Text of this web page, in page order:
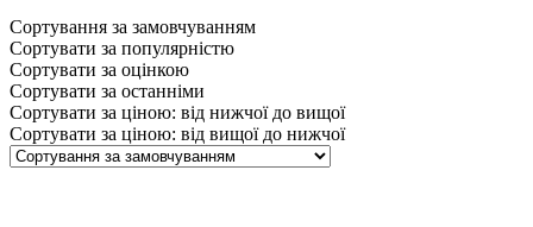
Сортування за замовчуванням
Сортувати за популярністю
Сортувати за оцінкою
Сортувати за останніми
Сортувати за ціною: від нижчої до вищої
Сортувати за ціною: від вищої до нижчої